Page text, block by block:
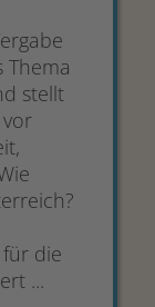
stellt
die
...